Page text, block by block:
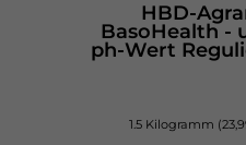
HBD-
BasoHealth -
ph-Wert
1.5 Kilogramm